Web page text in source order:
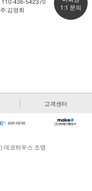
:김영희
1:1 문의
고객센터
데코하우스 조명